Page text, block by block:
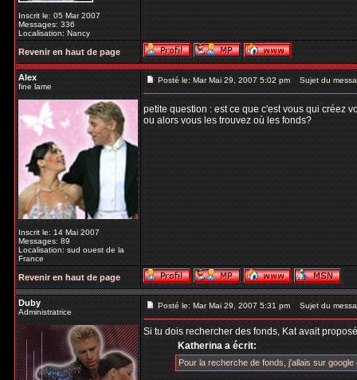
Inscrit le: 05 Mar 2007
Messages: 336
Localisation: Nancy
Revenir en haut de page
Alex
fine lame
Inscrit le: 14 Mai 2007
Messages: 89
Localisation: sud ouest de la
France
Posté le: Mar Mai 29, 2007 5:02 pm Sujet du
petite question : est ce que c'est vous qui créez
ou alors vous les trouvez où les fonds?
Revenir en haut de page
Duby
Administratrice
Posté le: Mar Mai 29, 2007 5:31 pm Sujet du
Si tu dois rechercher des fonds, Kat avait
Katherina a écrit:
Pour la recherche de fonds, j'allais sur